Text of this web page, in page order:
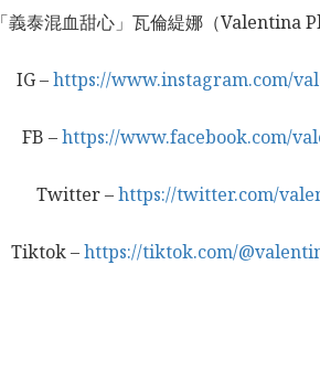
「義泰混血甜心」瓦倫緹娜（Valentina
IG –https://www.instagram.com/
FB –https://www.facebook.com/
Twitter –https://twitter.com/
Tiktok –https://tiktok.com/